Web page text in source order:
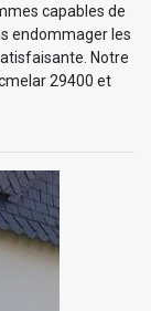
capables de
endommager les
Notre
29400 et